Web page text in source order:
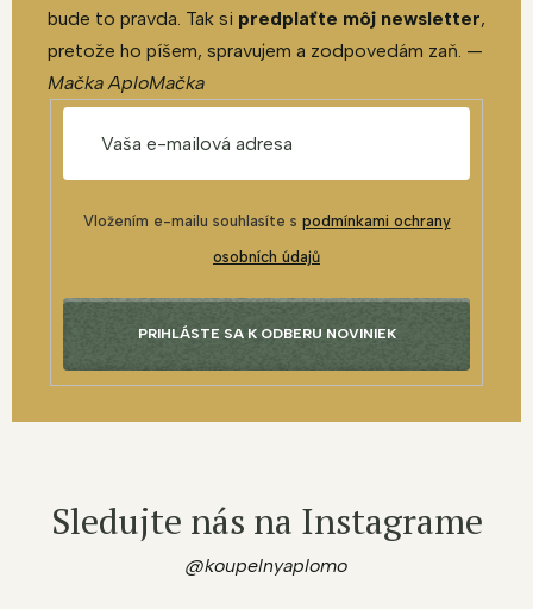
bude to pravda. Tak si predplaťte môj newsletter,
pretože ho píšem, spravujem a zodpovedám zaň. —
Mačka AploMačka
Vložením e-mailu souhlasíte s podmínkami ochrany
osobních údajů
PRIHLÁSTE SA K ODBERU NOVINIEK
Sledujte nás na Instagrame
@koupelnyaplomo